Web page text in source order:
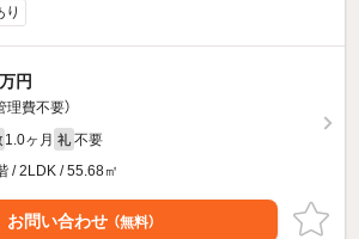
り
万円
理費不要）
1.0ヶ月 礼 不要
/ 2LDK / 55.68㎡
お問い合わせ （無料）